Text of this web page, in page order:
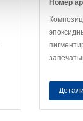
Номер
Детали